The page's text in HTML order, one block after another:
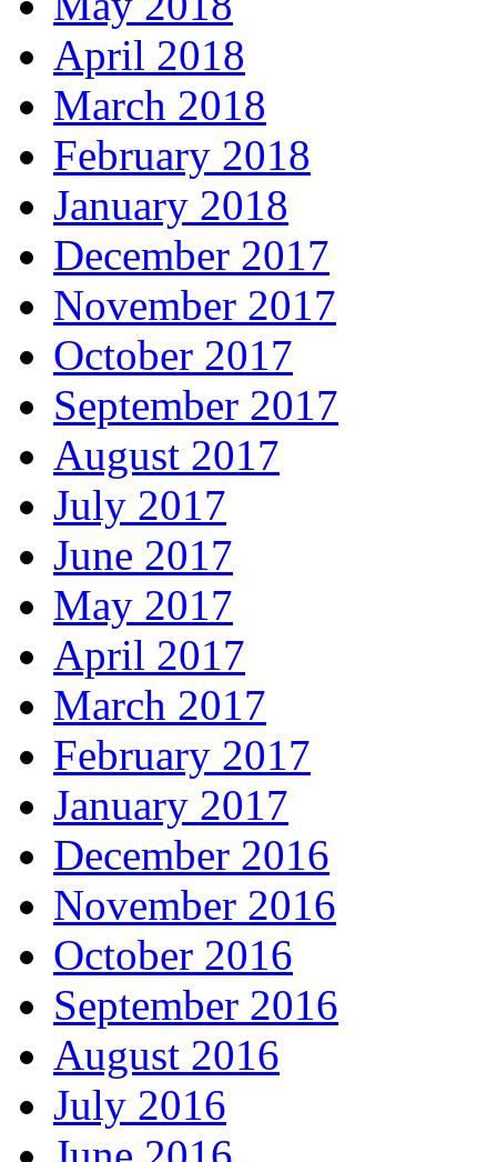
April 2018
March 2018
February 2018
January 2018
December 2017
November 2017
October 2017
September 2017
August 2017
July 2017
June 2017
May 2017
April 2017
March 2017
February 2017
January 2017
December 2016
November 2016
October 2016
September 2016
August 2016
July 2016